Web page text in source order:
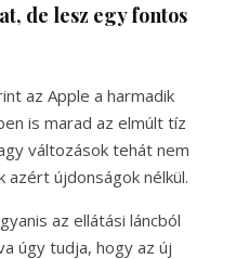
de lesz egy fontos
az Apple a harmadik
is marad az elmúlt tíz
változások tehát nem
azért újdonságok nélkül.
az ellátási láncból
úgy tudja, hogy az új